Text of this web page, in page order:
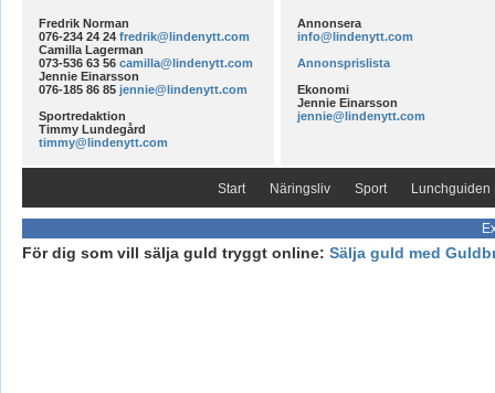
Fredrik Norman
076-234 24 24 fredrik@lindenytt.com
Camilla Lagerman
073-536 63 56 camilla@lindenytt.com
Jennie Einarsson
076-185 86 85 jennie@lindenytt.com
Sportredaktion
Timmy Lundegård
timmy@lindenytt.com
Annonsera
info@lindenytt.com
Annonsprislista
Ekonomi
Jennie Einarsson
jennie@lindenytt.com
Start Näringsliv Sport Lunchguiden
För dig som vill sälja guld tryggt online: Sälja guld med